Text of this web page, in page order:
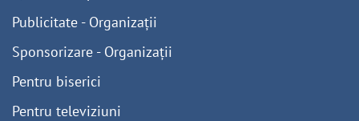
Publicitate - Organizații
Sponsorizare - Organizații
Pentru biserici
Pentru televiziuni